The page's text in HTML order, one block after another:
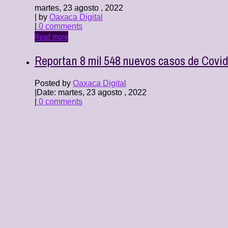
martes, 23 agosto , 2022
| by Oaxaca Digital
0 comments
Read more
Reportan 8 mil 548 nuevos casos de
Posted by Oaxaca Digital
Date: martes, 23 agosto , 2022
0 comments